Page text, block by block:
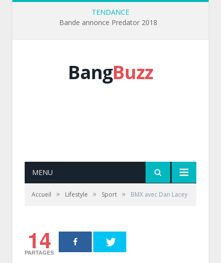
TENDANCE
Bande annonce Predator 2018
BangBuzz
MENU
Accueil » Lifestyle » Sport » BMX avec Dan Lacey
14
PARTAGES